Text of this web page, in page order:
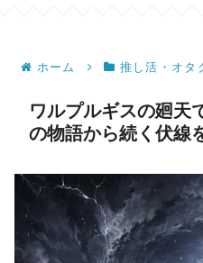
ホーム 推し活・オタ
ワルプルギスの廻天
の物語から続く伏線